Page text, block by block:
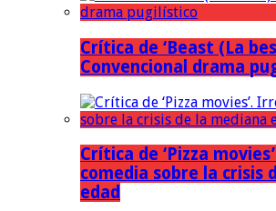
Crítica de ‘Beast (La
Convencional drama
Crítica de ‘Pizza
comedia sobre la crisis
edad